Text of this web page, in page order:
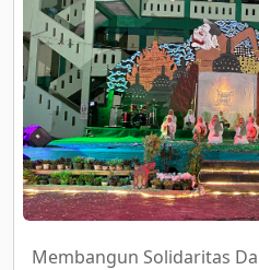
Membangun Solidaritas